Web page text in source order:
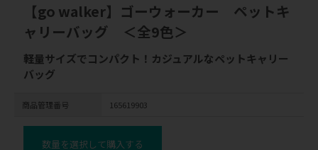
【go walker】ゴーウォーカー ペットキ
ャリーバッグ ＜全9色＞
軽量サイズでコンパクト！カジュアルなペットキャリー
バッグ
商品管理番号 165619903
数量を選択して購入する